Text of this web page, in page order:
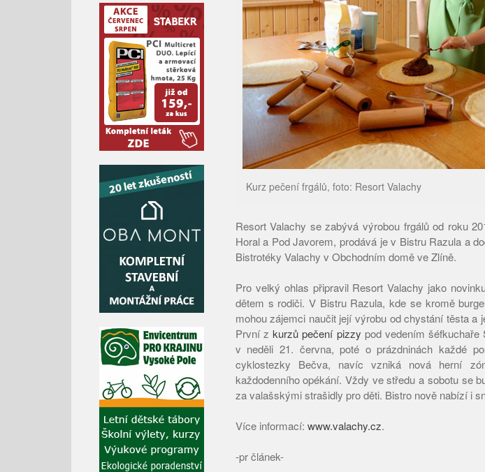
Kurz pečení frgálů, foto: Resort Valachy
Resort Valachy se zabývá výrobou frgálů od roku
Horal a Pod Javorem, prodává je v Bistru Razula a
Bistrotéky Valachy v Obchodním domě ve Zlíně.
Pro velký ohlas připravil Resort Valachy jako
dětem s rodiči. V Bistru Razula, kde se kromě
mohou zájemci naučit její výrobu od chystání těsta a
První zkurzů pečení pizzy pod vedením šéfkuchaře
v neděli 21. června, poté o prázdninách každé
cyklostezky Bečva, navíc vzniká nová herní
každodenního opékání. Vždy ve středu a sobotu se
za valašskými strašidly pro děti. Bistro nově nabízí i
Více informací: www.valachy.cz.
-pr článek-